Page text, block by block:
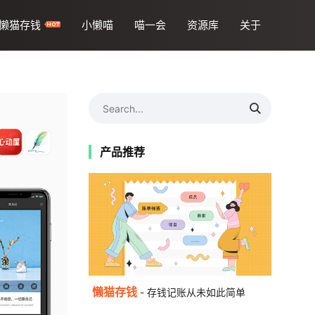
猫存钱 小懒喵 喵一会 资源库 关于
产品推荐
懒猫存钱 - 存钱记账从未如此简单